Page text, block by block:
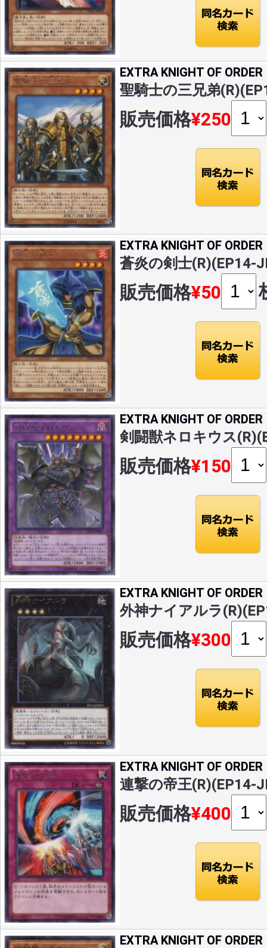
EXTRA KNIGHT OF ORDER
聖騎士の三兄弟
販売価格¥250
EXTRA KNIGHT OF ORDER
蒼炎の剣士(R)(EP14-
販売価格¥50
EXTRA KNIGHT OF ORDER
剣闘獣ネロキウス
販売価格¥150
EXTRA KNIGHT OF ORDER
外神ナイアルラ
販売価格¥300
EXTRA KNIGHT OF ORDER
連撃の帝王(R)(EP14-
販売価格¥400
EXTRA KNIGHT OF ORDER